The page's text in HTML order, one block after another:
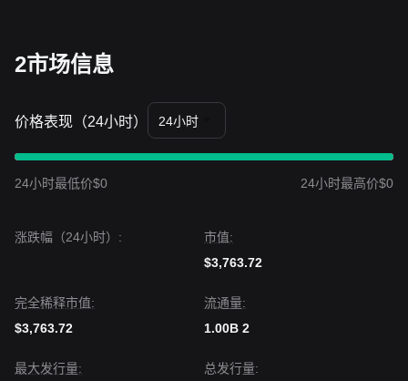
2市场信息
价格表现（24小时） 24小时
24小时最低价$0 24小时最高价$0
涨跌幅（24小时）:
市值:
$3,763.72
完全稀释市值:
$3,763.72
流通量:
1.00B 2
最大发行量:
总发行量: